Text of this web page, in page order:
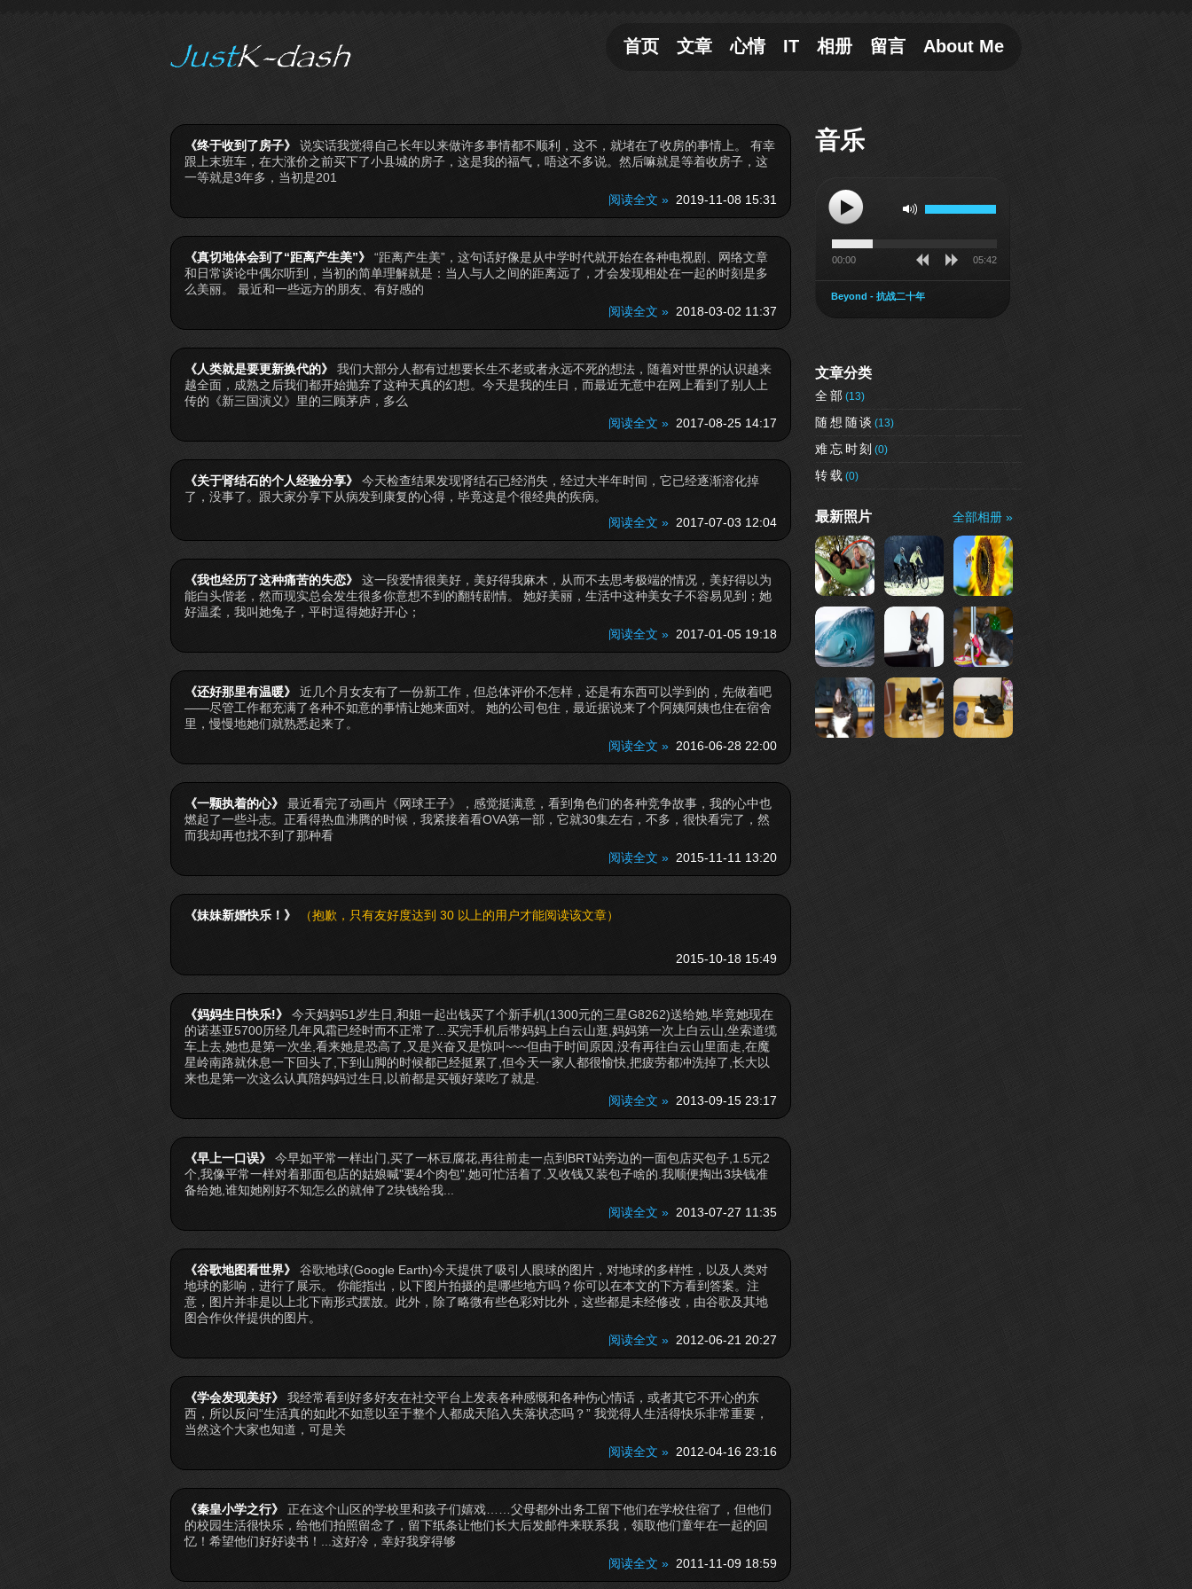
首页 文章 心情 IT 相册 留言 About Me
《终于收到了房子》
说实话我觉得自己长年以来做许多事情都不顺利，这不，就堵在了收房的事情上。 有幸
跟上末班车，在大涨价之前买下了小县城的房子，这是我的福气，唔这不多说。然后嘛就是等着收房子，这
一等就是3年多，当初是201
阅读全文 » 2019-11-08 15:31
《真切地体会到了“距离产生美”》
“距离产生美”，这句话好像是从中学时代就开始在各种电视剧、网络文章
和日常谈论中偶尔听到，当初的简单理解就是：当人与人之间的距离远了，才会发现相处在一起的时刻是多
么美丽。 最近和一些远方的朋友、有好感的
阅读全文 » 2018-03-02 11:37
《人类就是要更新换代的》
我们大部分人都有过想要长生不老或者永远不死的想法，随着对世界的认识越来
越全面，成熟之后我们都开始抛弃了这种天真的幻想。今天是我的生日，而最近无意中在网上看到了别人上
传的《新三国演义》里的三顾茅庐，多么
阅读全文 » 2017-08-25 14:17
《关于肾结石的个人经验分享》
今天检查结果发现肾结石已经消失，经过大半年时间，它已经逐渐溶化掉
了，没事了。跟大家分享下从病发到康复的心得，毕竟这是个很经典的疾病。
阅读全文 » 2017-07-03 12:04
《我也经历了这种痛苦的失恋》
这一段爱情很美好，美好得我麻木，从而不去思考极端的情况，美好得以为
能白头偕老，然而现实总会发生很多你意想不到的翻转剧情。 她好美丽，生活中这种美女子不容易见到；她
好温柔，我叫她兔子，平时逗得她好开心；
阅读全文 » 2017-01-05 19:18
《还好那里有温暖》
近几个月女友有了一份新工作，但总体评价不怎样，还是有东西可以学到的，先做着吧
——尽管工作都充满了各种不如意的事情让她来面对。 她的公司包住，最近据说来了个阿姨阿姨也住在宿舍
里，慢慢地她们就熟悉起来了。
阅读全文 » 2016-06-28 22:00
《一颗执着的心》
最近看完了动画片《网球王子》，感觉挺满意，看到角色们的各种竞争故事，我的心中也
燃起了一些斗志。正看得热血沸腾的时候，我紧接着看OVA第一部，它就30集左右，不多，很快看完了，然
而我却再也找不到了那种看
阅读全文 » 2015-11-11 13:20
《妹妹新婚快乐！》 （抱歉，只有友好度达到 30 以上的用户才能阅读该文章）
2015-10-18 15:49
《妈妈生日快乐!》
今天妈妈51岁生日,和姐一起出钱买了个新手机(1300元的三星G8262)送给她,毕竟她现在
的诺基亚5700历经几年风霜已经时而不正常了...买完手机后带妈妈上白云山逛,妈妈第一次上白云山,坐索道缆
车上去,她也是第一次坐,看来她是恐高了,又是兴奋又是惊叫~~~但由于时间原因,没有再往白云山里面走,在魔
星岭南路就休息一下回头了,下到山脚的时候都已经挺累了,但今天一家人都很愉快,把疲劳都冲洗掉了,长大以
来也是第一次这么认真陪妈妈过生日,以前都是买顿好菜吃了就是.
阅读全文 » 2013-09-15 23:17
《早上一口误》
今早如平常一样出门,买了一杯豆腐花,再往前走一点到BRT站旁边的一面包店买包子,1.5元2
个,我像平常一样对着那面包店的姑娘喊"要4个肉包",她可忙活着了.又收钱又装包子啥的.我顺便掏出3块钱准
备给她,谁知她刚好不知怎么的就伸了2块钱给我...
阅读全文 » 2013-07-27 11:35
《谷歌地图看世界》
谷歌地球(Google Earth)今天提供了吸引人眼球的图片，对地球的多样性，以及人类对
地球的影响，进行了展示。 你能指出，以下图片拍摄的是哪些地方吗？你可以在本文的下方看到答案。注
意，图片并非是以上北下南形式摆放。此外，除了略微有些色彩对比外，这些都是未经修改，由谷歌及其地
图合作伙伴提供的图片。
阅读全文 » 2012-06-21 20:27
《学会发现美好》
我经常看到好多好友在社交平台上发表各种感慨和各种伤心情话，或者其它不开心的东
西，所以反问“生活真的如此不如意以至于整个人都成天陷入失落状态吗？” 我觉得人生活得快乐非常重要，
当然这个大家也知道，可是关
阅读全文 » 2012-04-16 23:16
《秦皇小学之行》
正在这个山区的学校里和孩子们嬉戏……父母都外出务工留下他们在学校住宿了，但他们
的校园生活很快乐，给他们拍照留念了，留下纸条让他们长大后发邮件来联系我，领取他们童年在一起的回
忆！希望他们好好读书！...这好冷，幸好我穿得够
阅读全文 » 2011-11-09 18:59
音乐
00:00 05:42
Beyond - 抗战二十年
文章分类
全部 (13)
随想随谈(13)
难忘时刻(0)
转载 (0)
最新照片 全部相册 »